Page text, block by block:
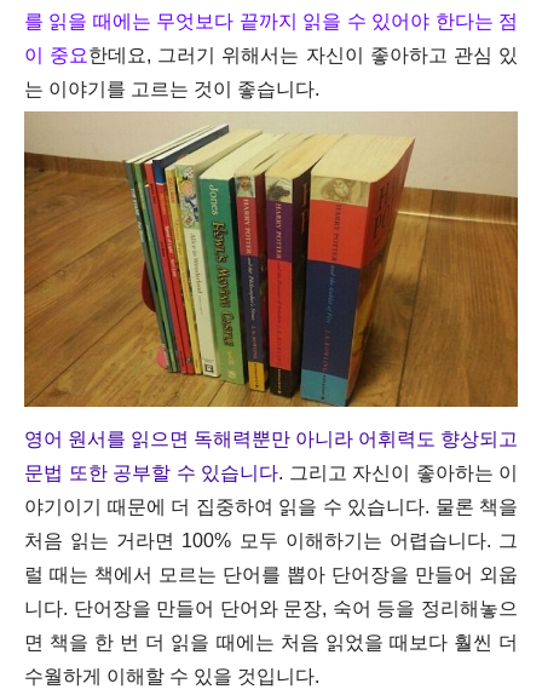
를 읽을 때에는 무엇보다 끝까지 읽을 수 있어야 한다는 점
이 중요한데요, 그러기 위해서는 자신이 좋아하고 관심 있
는 이야기를 고르는 것이 좋습니다.
영어 원서를 읽으면 독해력뿐만 아니라 어휘력도 향상되고
문법 또한 공부할 수 있습니다. 그리고 자신이 좋아하는 이
야기이기 때문에 더 집중하여 읽을 수 있습니다. 물론 책을
처음 읽는 거라면 100% 모두 이해하기는 어렵습니다. 그
럴 때는 책에서 모르는 단어를 뽑아 단어장을 만들어 외웁
니다. 단어장을 만들어 단어와 문장, 숙어 등을 정리해놓으
면 책을 한 번 더 읽을 때에는 처음 읽었을 때보다 훨씬 더
수월하게 이해할 수 있을 것입니다.